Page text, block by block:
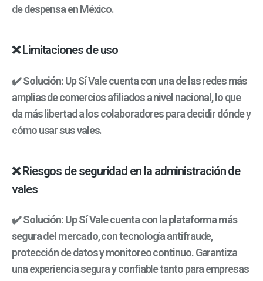
de despensa en México.
❌ Limitaciones de uso
✔️ Solución:Up Sí Vale cuenta con una de las redes más
amplias de comercios afiliados a nivel nacional, lo que
da más libertad a los colaboradores para decidir dónde y
cómo usar sus vales.
❌ Riesgos de seguridad en la administración de
vales
✔️ Solución:Up Sí Valecuenta con laplataforma más
segura del mercado, con tecnología antifraude,
protección de datos y monitoreo continuo. Garantiza
una experiencia segura y confiable tanto para empresas